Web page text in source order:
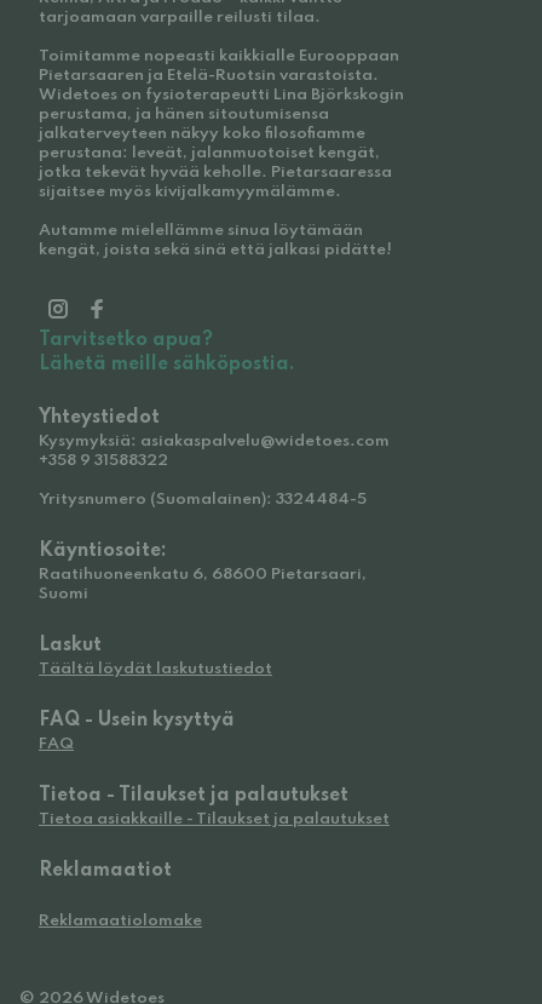
tarjoamaan varpaille reilusti tilaa.
Toimitamme nopeasti kaikkialle Eurooppaan
Pietarsaaren ja Etelä-Ruotsin varastoista.
Widetoes on fysioterapeutti Lina Björkskogin
perustama, ja hänen sitoutumisensa
jalkaterveyteen näkyy koko filosofiamme
perustana: leveät, jalanmuotoiset kengät,
jotka tekevät hyvää keholle. Pietarsaaressa
sijaitsee myös kivijalkamyymälämme.
Autamme mielellämme sinua löytämään
kengät, joista sekä sinä että jalkasi pidätte!
Tarvitsetko apua?
Lähetä meille sähköpostia.
Yhteystiedot
Kysymyksiä: asiakaspalvelu@widetoes.com
+358 9 31588322
Yritysnumero (Suomalainen): 3324484-5
Käyntiosoite:
Raatihuoneenkatu 6, 68600 Pietarsaari,
Suomi
Laskut
Täältä löydät laskutustiedot
FAQ - Usein kysyttyä
FAQ
Tietoa - Tilaukset ja palautukset
Tietoa asiakkaille - Tilaukset ja palautukset
Reklamaatiot
Reklamaatiolomake
© 2026 Widetoes